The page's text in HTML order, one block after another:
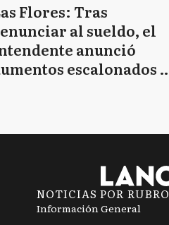
Flores: Tras
al sueldo, el
anunció
escalonados y
NOTICIAS POR RUBRO
Información General